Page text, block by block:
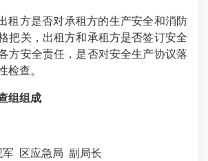
方是否对承租方的生产安全和消防
把关，出租方和承租方是否签订安全
方安全责任，是否对安全生产协议落
检查。
组组成
区应急局 副局长